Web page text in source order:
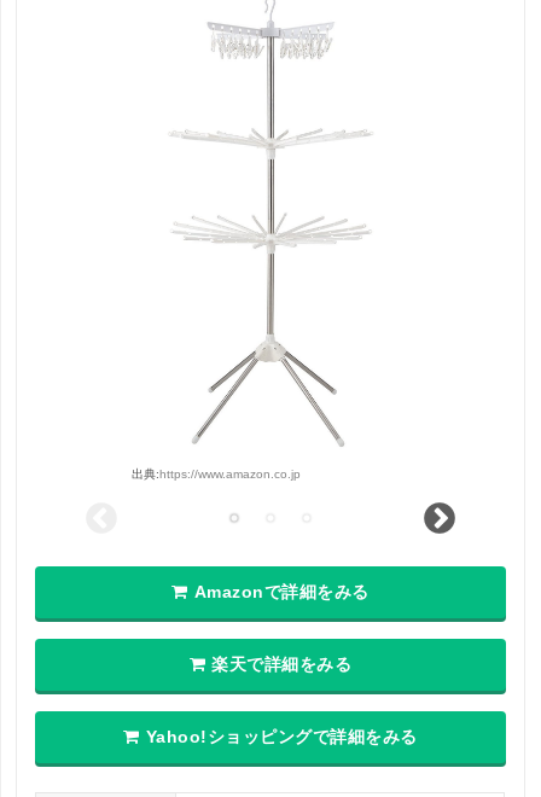
出典:https://www.amazon.co.jp
Amazonで詳細をみる
楽天で詳細をみる
Yahoo!ショッピングで詳細をみる